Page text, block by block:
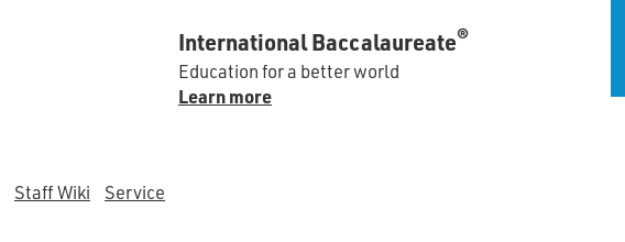
International Baccalaureate®
Education for a better world
Learn more
Staff Wiki
Service